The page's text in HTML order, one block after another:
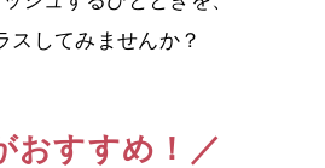
スしてみませんか？
おすすめ！／